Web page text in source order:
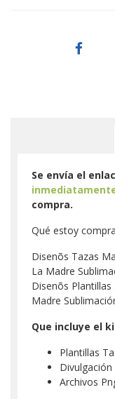
Se envía el
compra.
Qué estoy
Disenõs Tazas
La Madre
Disenõs
Madre
Que incluye el
Plantillas
Archivos